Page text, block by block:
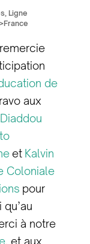
, Ligne
de
aux
Diaddou
et Kalvin
Coloniale
pour
à notre
, et aux